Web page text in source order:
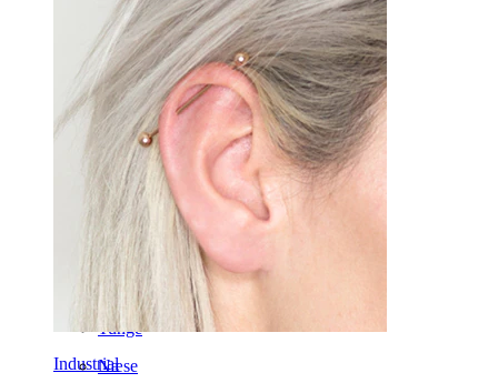
Industrial
Industrial
Dermal
Helix
Øre
Septum
14k guld
Clip on
Labret
Tunge
Næse